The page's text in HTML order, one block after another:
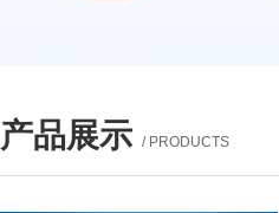
产品展示 / PRODUCTS